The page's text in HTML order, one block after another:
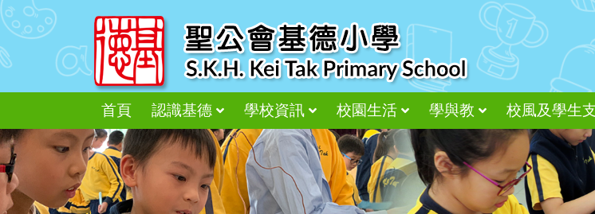
首頁 認識基德 學校資訊 校園生活 學與教 校風及學生